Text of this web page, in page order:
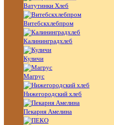
Ватутинки Хлеб
Витебскхлебпром
Калининградхлеб
Куличи
Магрус
Нижегородский хлеб
Пекарня Амелина